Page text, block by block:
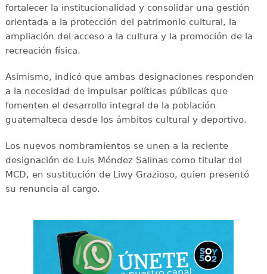
fortalecer la institucionalidad y consolidar una gestión
orientada a la protección del patrimonio cultural, la
ampliación del acceso a la cultura y la promoción de la
recreación física.
Asimismo, indicó que ambas designaciones responden
a la necesidad de impulsar políticas públicas que
fomenten el desarrollo integral de la población
guatemalteca desde los ámbitos cultural y deportivo.
Los nuevos nombramientos se unen a la reciente
designación de Luis Méndez Salinas como titular del
MCD, en sustitución de Liwy Grazioso, quien presentó
su renuncia al cargo.